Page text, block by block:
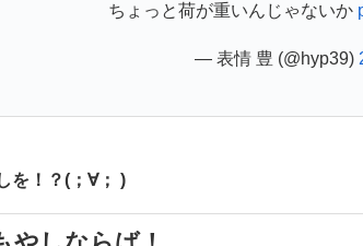
ちょっと荷が重いんじゃないか
— 表情 豊 (@hyp39)
を！？(；∀； )